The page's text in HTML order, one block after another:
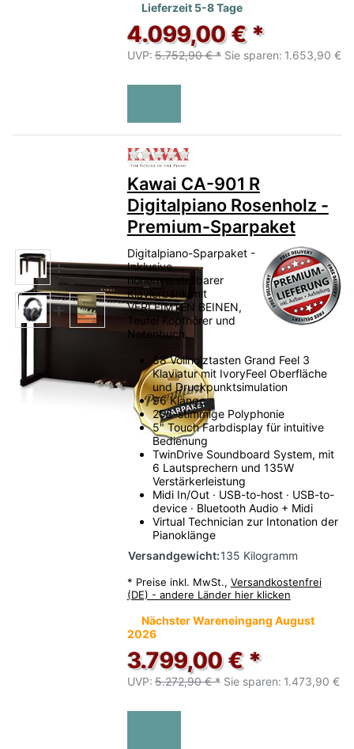
Lieferzeit 5-8 Tage
4.099,00 € *
UVP: 5.752,90 € * Sie sparen: 1.653,90 €
Zu diesem Produkt liegen
Kawai CA-901 R
Digitalpiano Rosenholz -
Premium-Sparpaket
Digitalpiano-Sparpaket -
Inklusive
höhenverstellbarer
Klavierbank mit
VERLEIMTEN BEINEN,
Teufel Kopfhörer und
Notenbuch.
88 Vollholztasten Grand Feel 3
Klaviatur mit IvoryFeel Oberfläche
und Druckpunktsimulation
96 Klänge
256-stimmige Polyphonie
5" Touch Farbdisplay für intuitive
Bedienung
TwinDrive Soundboard System, mit
6 Lautsprechern und 135W
Verstärkerleistung
Midi In/Out · USB-to-host · USB-to-
device · Bluetooth Audio + Midi
Virtual Technician zur Intonation der
Pianoklänge
Versandgewicht:135 Kilogramm
* Preise inkl. MwSt., Versandkostenfrei
(DE) - andere Länder hier klicken
Nächster Wareneingang August
2026
3.799,00 € *
UVP: 5.272,90 € * Sie sparen: 1.473,90 €